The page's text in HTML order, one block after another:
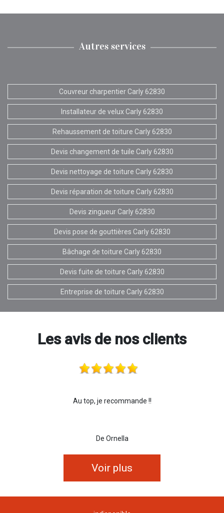
Autres services
Couvreur charpentier Carly 62830
Installateur de velux Carly 62830
Rehaussement de toiture Carly 62830
Devis changement de tuile Carly 62830
Devis nettoyage de toiture Carly 62830
Devis réparation de toiture Carly 62830
Devis zingueur Carly 62830
Devis pose de gouttières Carly 62830
Bâchage de toiture Carly 62830
Devis fuite de toiture Carly 62830
Entreprise de toiture Carly 62830
Les avis de nos clients
Au top, je recommande !!
De Ornella
Voir plus